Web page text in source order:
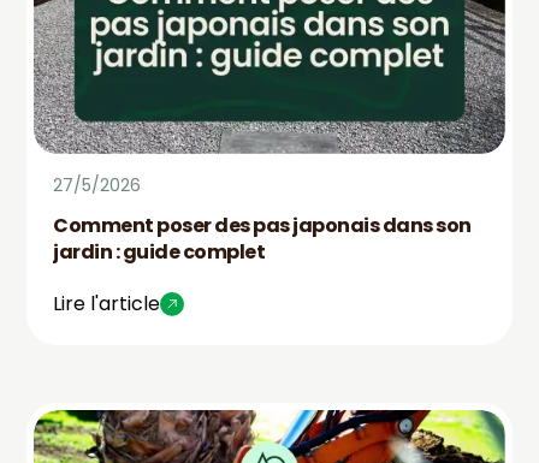
27/5/2026
Comment poser des pas japonais dans son
jardin : guide complet
Lire l'article